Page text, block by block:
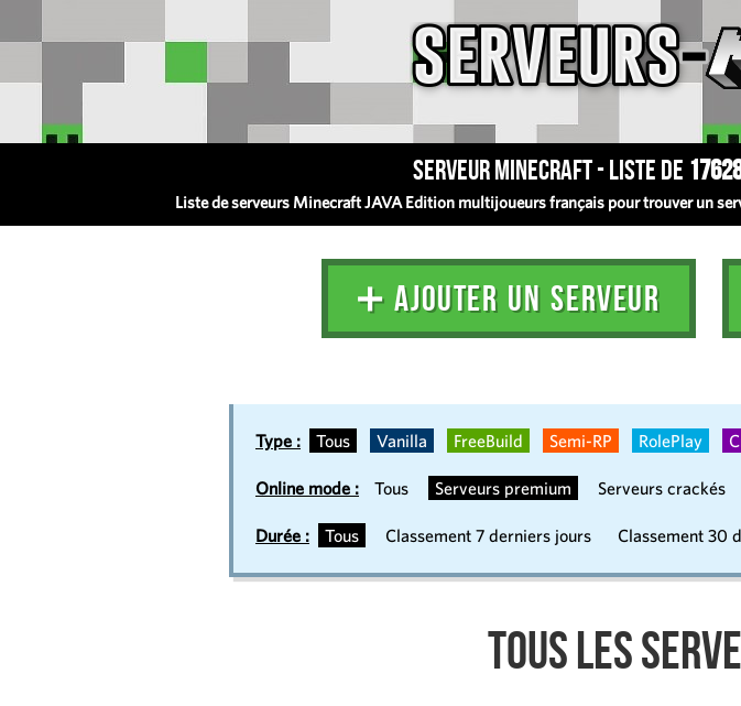
Serveur Minecraft - Liste de
Liste de serveurs Minecraft JAVA Edition multijoueurs français pour trouver un
➕ AJOUTER UN SERVEUR
Type : Tous Vanilla FreeBuild Semi-RP RolePlay
Online mode : Tous Serveurs premium Serveurs crackés
Durée : Tous Classement 7 derniers jours Classement 30
Tous les